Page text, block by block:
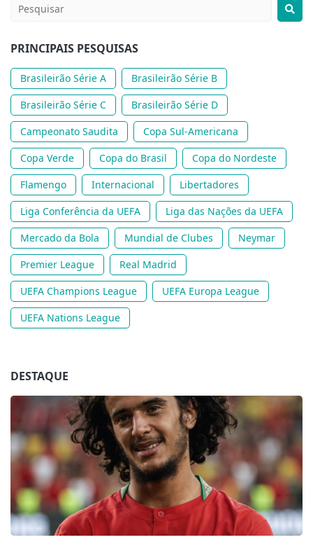
PRINCIPAIS PESQUISAS
Brasileirão Série A
Brasileirão Série B
Brasileirão Série C
Brasileirão Série D
Campeonato Saudita
Copa Sul-Americana
Copa Verde
Copa do Brasil
Copa do Nordeste
Flamengo
Internacional
Libertadores
Liga Conferência da UEFA
Liga das Nações da UEFA
Mercado da Bola
Mundial de Clubes
Neymar
Premier League
Real Madrid
UEFA Champions League
UEFA Europa League
UEFA Nations League
DESTAQUE